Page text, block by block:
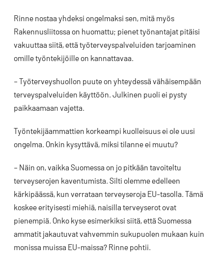
Rinne nostaa yhdeksi ongelmaksi sen, mitä myös
Rakennusliitossa on huomattu; pienet työnantajat pitäisi
vakuuttaa siitä, että työterveyspalveluiden tarjoaminen
omille työntekijöille on kannattavaa.
– Työterveyshuollon puute on yhteydessä vähäisempään
terveyspalveluiden käyttöön. Julkinen puoli ei pysty
paikkaamaan vajetta.
Työntekijäammattien korkeampi kuolleisuus ei ole uusi
ongelma. Onkin kysyttävä, miksi tilanne ei muutu?
– Näin on, vaikka Suomessa on jo pitkään tavoiteltu
terveyserojen kaventumista. Silti olemme edelleen
kärkipäässä, kun verrataan terveyseroja EU-tasolla. Tämä
koskee erityisesti miehiä, naisilla terveyserot ovat
pienempiä. Onko kyse esimerkiksi siitä, että Suomessa
ammatit jakautuvat vahvemmin sukupuolen mukaan kuin
monissa muissa EU-maissa? Rinne pohtii.